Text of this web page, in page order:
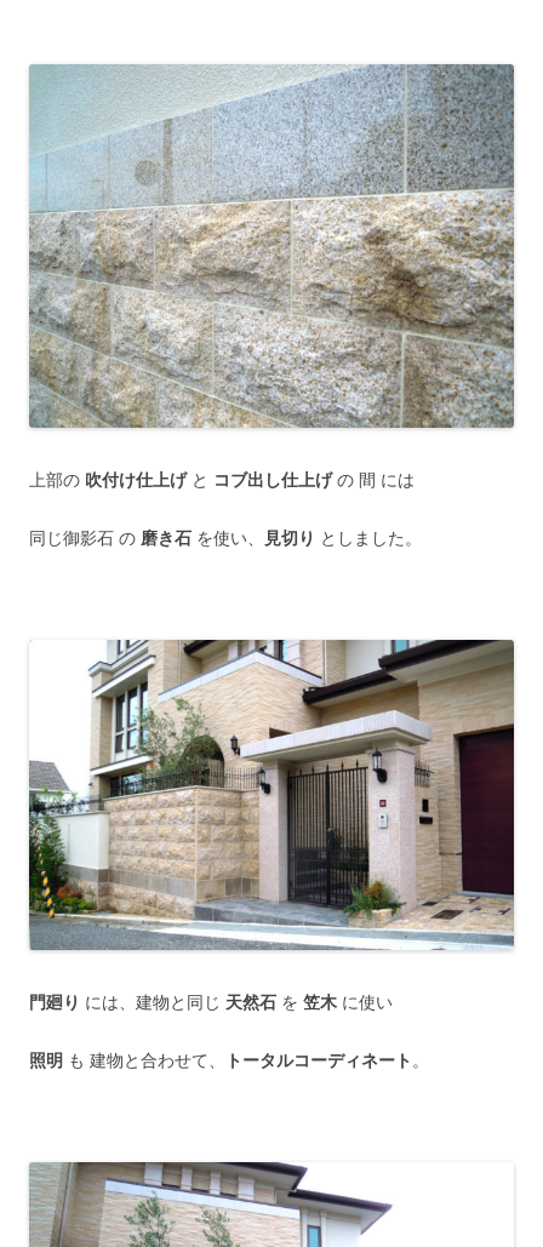
上部の 吹付け仕上げと コブ出し仕上げの 間 には
同じ御影石 の 磨き石 を使い、 見切り としました。
門廻り には、建物と同じ 天然石 を 笠木 に使い
照明 も 建物と合わせて、 トータルコーディネート 。